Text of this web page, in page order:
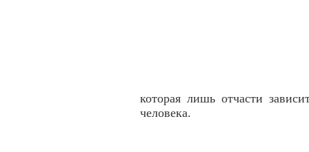
которая лишь отчасти
человека.